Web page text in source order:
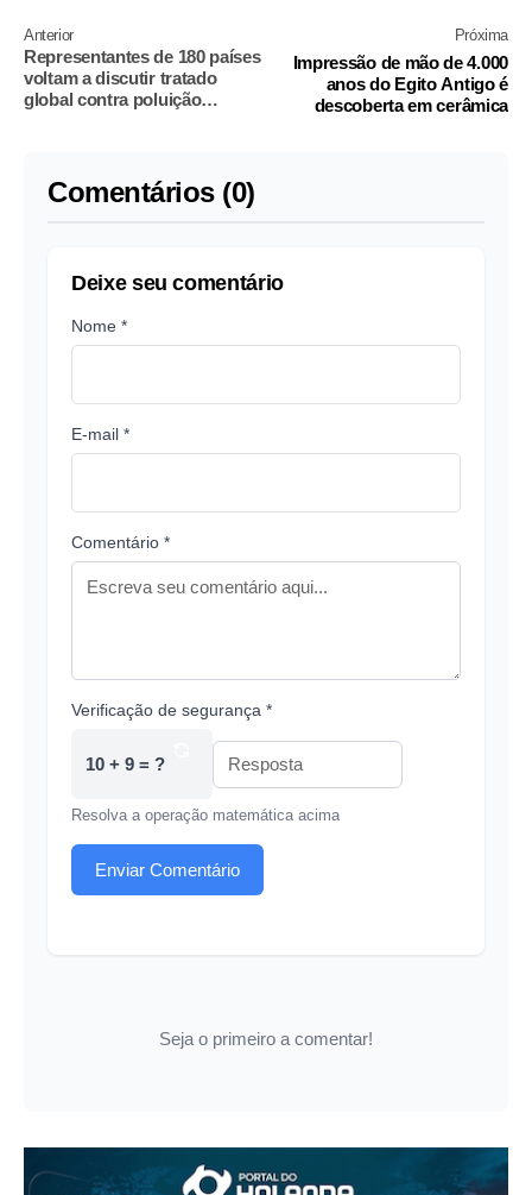
Anterior
Representantes de 180 países
voltam a discutir tratado
global contra poluição
Próxima
Impressão de mão de 4.000
anos do Egito Antigo é
descoberta em cerâmica
Comentários (0)
Deixe seu comentário
Nome *
E-mail *
Comentário *
Verificação de segurança *
10 + 9 = ?
Resolva a operação matemática acima
Enviar Comentário
Seja o primeiro a comentar!